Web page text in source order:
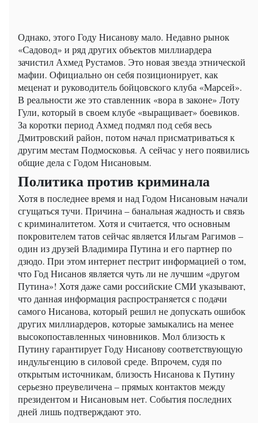
Однако, этого Году Нисанову мало. Недавно рынок
«Садовод» и ряд других объектов миллиардера
зачистил Ахмед Рустамов. Это новая звезда этнической
мафии. Официально он себя позиционирует, как
меценат и руководитель бойцовского клуба «Марсей».
В реальности же это ставленник «вора в законе» Лоту
Гули, который в своем клубе «выращивает» боевиков.
За коротки период Ахмед подмял под себя весь
Дмитровский район, потом начал присматриваться к
другим местам Подмосковья. А сейчас у него появились
общие дела с Годом Нисановым.
Политика против криминала
Хотя в последнее время и над Годом Нисановым начали
сгущаться тучи. Причина – банальная жадность и связь
с криминалитетом. Хотя и считается, что основным
покровителем татов сейчас является Ильгам Рагимов –
один из друзей Владимира Путина и его партнер по
дзюдо. При этом интернет пестрит информацией о том,
что Год Нисанов является чуть ли не лучшим «другом
Путина»! Хотя даже сами российские СМИ указывают,
что данная информация распространяется с подачи
самого Нисанова, который решил не допускать ошибок
других миллиардеров, которые замыкались на менее
высокопоставленных чиновников. Мол близость к
Путину гарантирует Году Нисанову соответствующую
индульгенцию в силовой среде. Впрочем, судя по
открытым источникам, близость Нисанова к Путину
серьезно преувеличена – прямых контактов между
президентом и Нисановым нет. События последних
дней лишь подтверждают это.